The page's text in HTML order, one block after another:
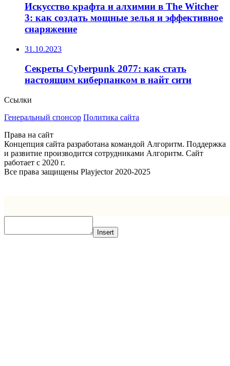
Искусство крафта и алхимии в The Witcher
3: как создать мощные зелья и эффективное
снаряжение
31.10.2023
Секреты Cyberpunk 2077: как стать
настоящим киберпанком в найт сити
Ссылки
Генеральный спонсор Политика сайта
Права на сайт
Концепция сайта разработана командой Алгоритм. Поддержка
и развитие производится сотрудниками Алгоритм. Сайт
работает с 2020 г.
Все права защищены Playjector 2020-2025
Insert